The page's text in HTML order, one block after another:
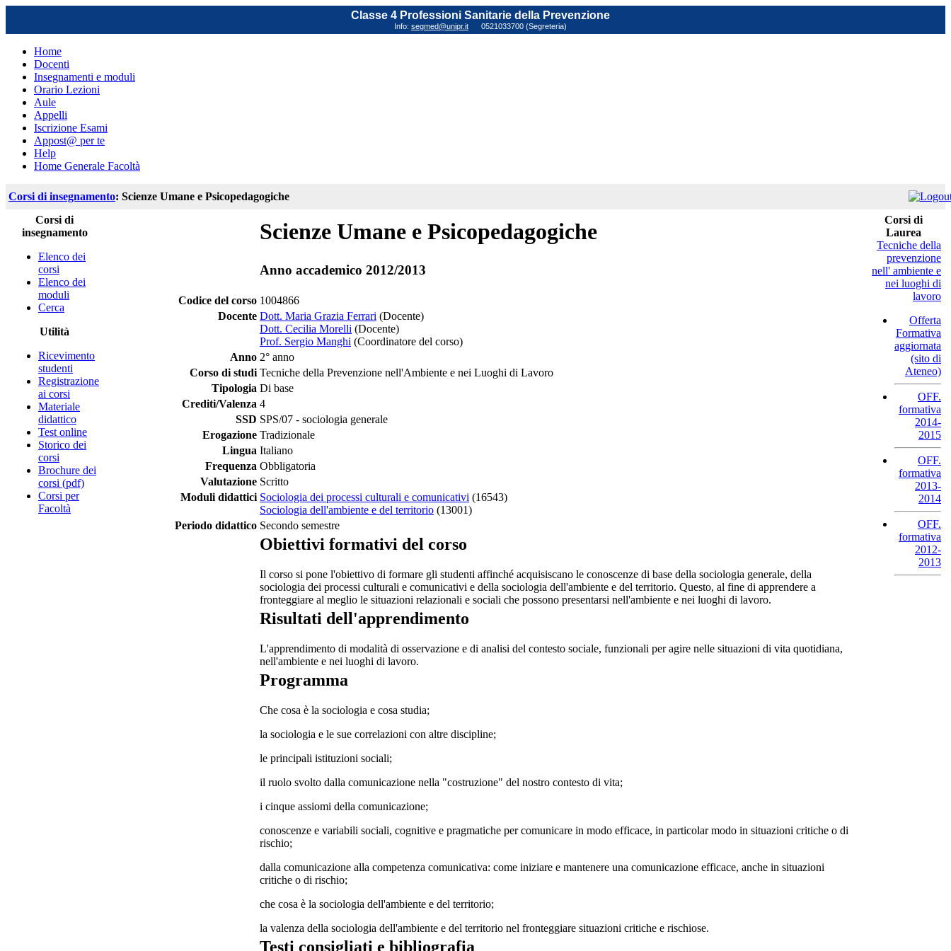
Classe 4 Professioni Sanitarie della Prevenzione
Info: segmed@unipr.it 0521033700 (Segreteria)
Home
Docenti
Insegnamenti e moduli
Orario Lezioni
Aule
Appelli
Iscrizione Esami
Appost@ per te
Help
Home Generale Facoltà
Corsi di insegnamento: Scienze Umane e Psicopedagogiche
Corsi di
insegnamento
Elenco dei
corsi
Elenco dei
moduli
Cerca
Utilità
Ricevimento
studenti
Registrazione
ai corsi
Materiale
didattico
Test online
Storico dei
corsi
Brochure dei
corsi (pdf)
Corsi per
Facoltà
Scienze Umane e Psicopedagogiche
Anno accademico 2012/2013
Codice del corso 1004866
Docente Dott. Maria Grazia Ferrari (Docente)
Dott. Cecilia Morelli (Docente)
Prof. Sergio Manghi (Coordinatore del corso)
Anno 2° anno
Corso di studi Tecniche della Prevenzione nell'Ambiente e nei Luoghi di Lavoro
Tipologia Di base
Crediti/Valenza 4
SSD SPS/07 - sociologia generale
Erogazione Tradizionale
Lingua Italiano
Frequenza Obbligatoria
Valutazione Scritto
Moduli didattici Sociologia dei processi culturali e comunicativi (16543)
Sociologia dell'ambiente e del territorio (13001)
Periodo didattico Secondo semestre
Obiettivi formativi del corso
Il corso si pone l'obiettivo di formare gli studenti affinché acquisiscano le conoscenze di base della sociologia generale, della
sociologia dei processi culturali e comunicativi e della sociologia dell'ambiente e del territorio. Questo, al fine di apprendere a
fronteggiare al meglio le situazioni relazionali e sociali che possono presentarsi nell'ambiente e nei luoghi di lavoro.
Risultati dell'apprendimento
L'apprendimento di modalità di osservazione e di analisi del contesto sociale, funzionali per agire nelle situazioni di vita quotidiana,
nell'ambiente e nei luoghi di lavoro.
Programma
Che cosa è la sociologia e cosa studia;
la sociologia e le sue correlazioni con altre discipline;
le principali istituzioni sociali;
il ruolo svolto dalla comunicazione nella "costruzione" del nostro contesto di vita;
i cinque assiomi della comunicazione;
conoscenze e variabili sociali, cognitive e pragmatiche per comunicare in modo efficace, in particolar modo in situazioni critiche o di
rischio;
dalla comunicazione alla competenza comunicativa: come iniziare e mantenere una comunicazione efficace, anche in situazioni
critiche o di rischio;
che cosa è la sociologia dell'ambiente e del territorio;
la valenza della sociologia dell'ambiente e del territorio nel fronteggiare situazioni critiche e rischiose.
Testi consigliati e bibliografia
Corsi di
Laurea
Tecniche della
prevenzione
nell' ambiente e
nei luoghi di
lavoro
Offerta
Formativa
aggiornata
(sito di
Ateneo)
OFF.
formativa
2014-
2015
OFF.
formativa
2013-
2014
OFF.
formativa
2012-
2013